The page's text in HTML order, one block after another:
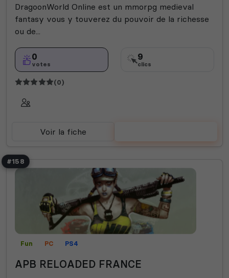
DragoonWorld Online est un mmorpg medieval
fantasy vous y touverez du pouvoir de la richesse
ou de...
0
votes
9
clics
(0)
Voir la fiche
#158
Fun PC PS4
APB RELOADED FRANCE